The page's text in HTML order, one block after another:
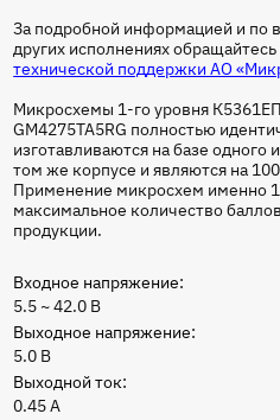
За подробной информацией и по
других исполнениях
технической поддержки АО
Микросхемы 1-го уровня
GM4275TA5RG полностью
изготавливаются на базе одного
том же корпусе и являются на
Применение микросхем именно
максимальное количество
продукции.
Входное напряжение:
5.5 ~ 42.0 В
Выходное напряжение:
5.0 В
Выходной ток:
0.45 А